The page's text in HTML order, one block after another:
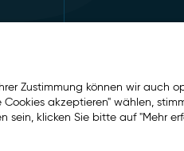
Zustimmung können wir
akzeptieren" wählen,
klicken Sie bitte auf "Mehr